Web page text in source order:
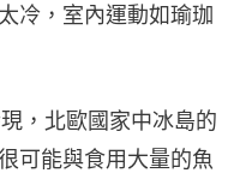
冷，室內運動如瑜珈
，北歐國家中冰島的
可能與食用大量的魚